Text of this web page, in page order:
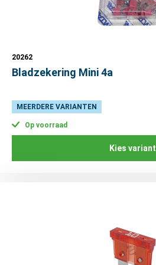
20262
Bladzekering Mini 4a
MEERDERE VARIANTEN
Op voorraad
Kies variant